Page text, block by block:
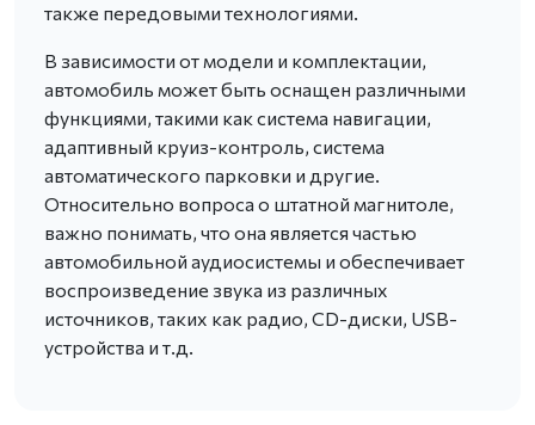
также передовыми технологиями.
В зависимости от модели и комплектации,
автомобиль может быть оснащен различными
функциями, такими как система навигации,
адаптивный круиз-контроль, система
автоматического парковки и другие.
Относительно вопроса о штатной магнитоле,
важно понимать, что она является частью
автомобильной аудиосистемы и обеспечивает
воспроизведение звука из различных
источников, таких как радио, CD-диски, USB-
устройства и т.д.